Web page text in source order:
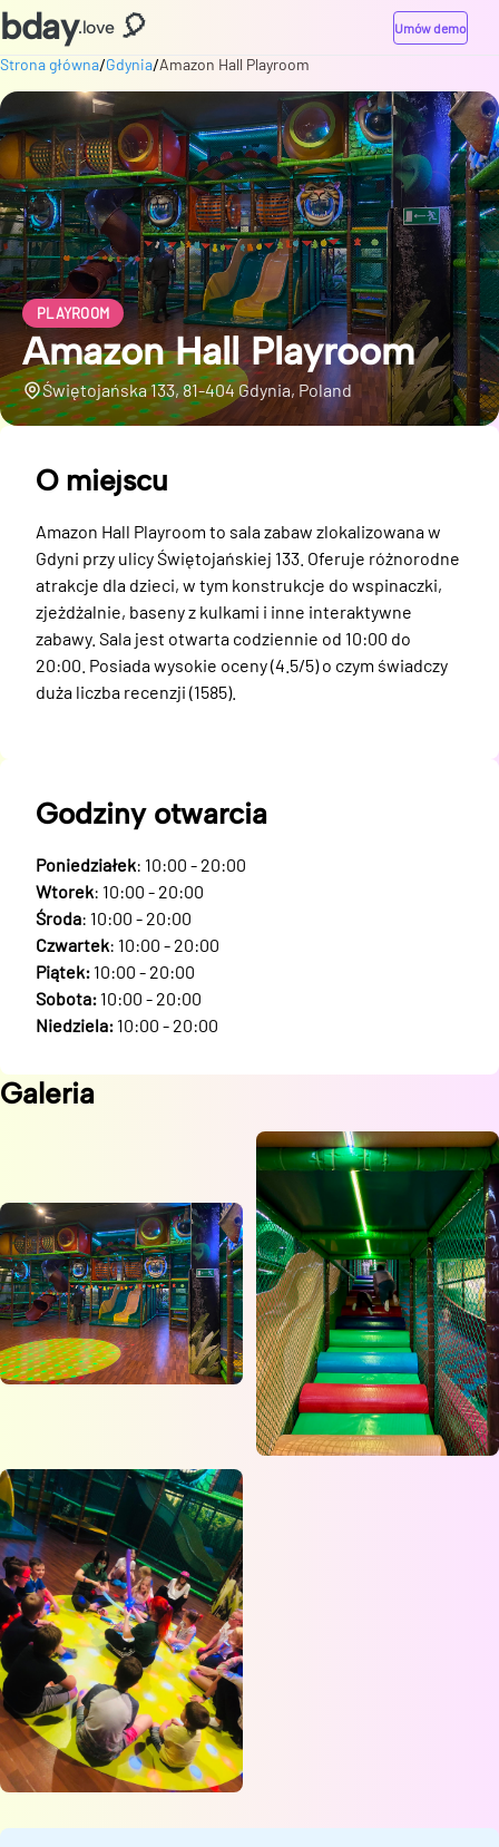
bday.love 🎈 Umów demo
Strona główna/Gdynia/Amazon Hall Playroom
PLAYROOM
Amazon Hall Playroom
Świętojańska 133, 81-404 Gdynia, Poland
O miejscu
Amazon Hall Playroom to sala zabaw zlokalizowana w
Gdyni przy ulicy Świętojańskiej 133. Oferuje różnorodne
atrakcje dla dzieci, w tym konstrukcje do wspinaczki,
zjeżdżalnie, baseny z kulkami i inne interaktywne
zabawy. Sala jest otwarta codziennie od 10:00 do
20:00. Posiada wysokie oceny (4.5/5) o czym świadczy
duża liczba recenzji (1585).
Godziny otwarcia
Poniedziałek: 10:00 - 20:00
Wtorek: 10:00 - 20:00
Środa: 10:00 - 20:00
Czwartek: 10:00 - 20:00
Piątek: 10:00 - 20:00
Sobota: 10:00 - 20:00
Niedziela: 10:00 - 20:00
Galeria